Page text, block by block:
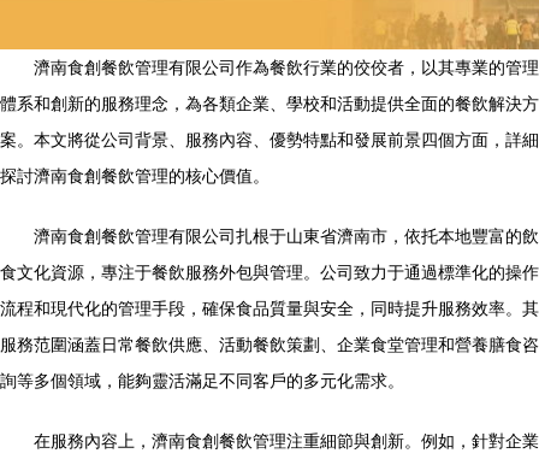
濟南食創餐飲管理有限公司作為餐飲行業的佼佼者，以其專業的管理
體系和創新的服務理念，為各類企業、學校和活動提供全面的餐飲解決方
案。本文將從公司背景、服務內容、優勢特點和發展前景四個方面，詳細
探討濟南食創餐飲管理的核心價值。
濟南食創餐飲管理有限公司扎根于山東省濟南市，依托本地豐富的飲
食文化資源，專注于餐飲服務外包與管理。公司致力于通過標準化的操作
流程和現代化的管理手段，確保食品質量與安全，同時提升服務效率。其
服務范圍涵蓋日常餐飲供應、活動餐飲策劃、企業食堂管理和營養膳食咨
詢等多個領域，能夠靈活滿足不同客戶的多元化需求。
在服務內容上，濟南食創餐飲管理注重細節與創新。例如，針對企業